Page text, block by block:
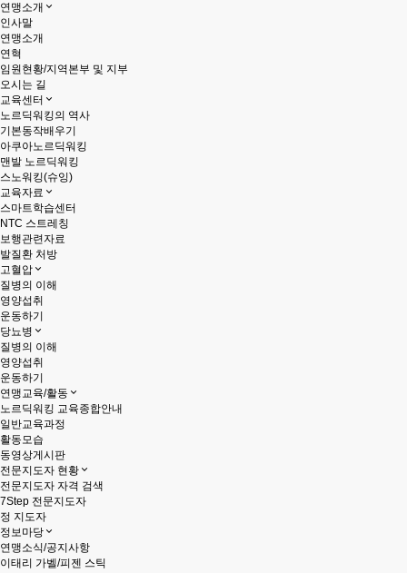
연맹소개
인사말
연맹소개
연혁
임원현황/지역본부 및 지부
오시는 길
교육센터
노르딕워킹의 역사
기본동작배우기
아쿠아노르딕워킹
맨발 노르딕워킹
스노워킹(슈잉)
교육자료
스마트학습센터
NTC 스트레칭
보행관련자료
발질환 처방
고혈압
질병의 이해
영양섭취
운동하기
당뇨병
질병의 이해
영양섭취
운동하기
연맹교육/활동
노르딕워킹 교육종합안내
일반교육과정
활동모습
동영상게시판
전문지도자 현황
전문지도자 자격 검색
7Step 전문지도자
정 지도자
정보마당
연맹소식/공지사항
이태리 가벨/피젠 스틱